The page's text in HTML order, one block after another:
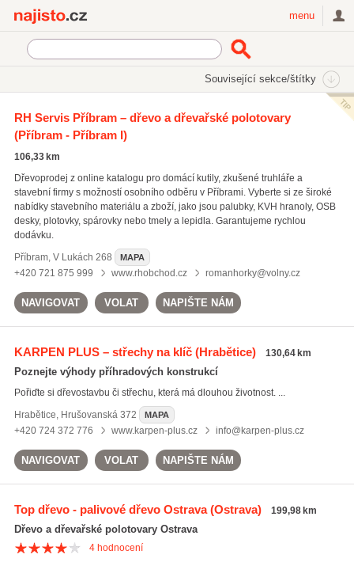
menu
Související sekce/štítky
Dřevo a dřevařské polotovary
RH Servis Příbram – dřevo a dřevařské polotovary
(Příbram - Příbram I)
106,33 km
Dřevoprodej z online katalogu pro domácí kutily, zkušené truhláře a
stavební firmy s možností osobního odběru v Příbrami. Vyberte si ze široké
nabídky stavebního materiálu a zboží, jako jsou palubky, KVH hranoly, OSB
desky, plotovky, spárovky nebo tmely a lepidla. Garantujeme rychlou
dodávku.
Příbram, V Lukách 268 MAPA
+420 721 875 999 www.rhobchod.cz romanhorky@volny.cz
NAVIGOVAT VOLAT NAPIŠTE NÁM
KARPEN PLUS – střechy na klíč(Hrabětice) 130,64 km
Poznejte výhody příhradových konstrukcí
Pořiďte si dřevostavbu či střechu, která má dlouhou životnost. ...
Hrabětice, Hrušovanská 372 MAPA
+420 724 372 776 www.karpen-plus.cz info@karpen-plus.cz
NAVIGOVAT VOLAT NAPIŠTE NÁM
Top dřevo - palivové dřevo Ostrava(Ostrava) 199,98 km
Dřevo a dřevařské polotovary Ostrava
4hodnocení